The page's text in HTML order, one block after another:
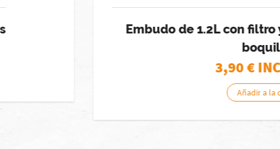
Embudo de 1.2L con filtro y
boquilla
3,90€ INCL.
Añadir a la cesta